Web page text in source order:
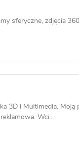
sferyczne, zdjęcia
3D i Multimedia. Moją
Wci...